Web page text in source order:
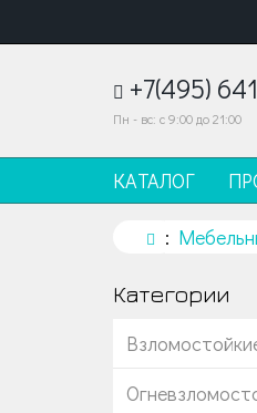
+7(495)
Пн - вс: с 9:00 до 21:00
КАТАЛОГ
Категории